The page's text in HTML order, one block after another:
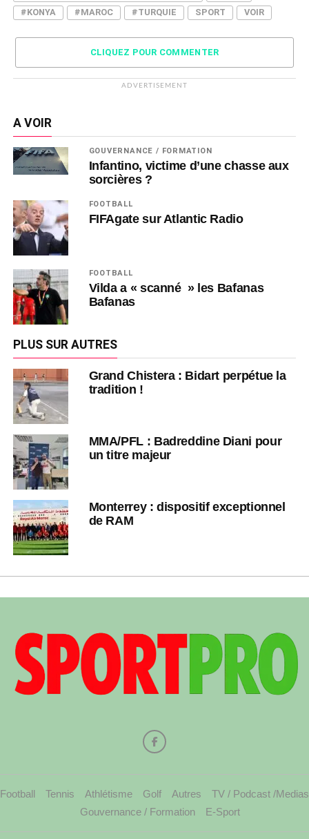
#KONYA
#MAROC #TURQUIE SPORT VOIR
CLIQUEZ POUR COMMENTER
ADVERTISEMENT
A VOIR
GOUVERNANCE / FORMATION
Infantino, victime d’une chasse aux
sorcières ?
FOOTBALL
FIFAgate sur Atlantic Radio
FOOTBALL
Vilda a « scanné » les Bafanas
Bafanas
PLUS SUR AUTRES
Grand Chistera : Bidart perpétue la
tradition !
MMA/PFL : Badreddine Diani pour
un titre majeur
Monterrey : dispositif exceptionnel
de RAM
Football Tennis Athlétisme Golf Autres
TV / Podcast /Medias
Gouvernance / Formation
E-Sport